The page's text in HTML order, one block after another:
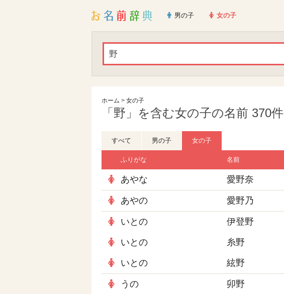
男の子 女の子
ホーム > 女の子
「野」を含む女の子の名前 370件
すべて 男の子 女の子
ふりがな 名前
あやな 愛野奈
あやの 愛野乃
いとの 伊登野
いとの 糸野
いとの 絃野
うの 卯野